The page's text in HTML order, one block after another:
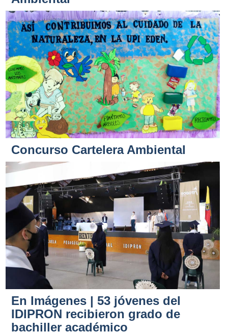
Concurso Cartelera Ambiental
En Imágenes | 53 jóvenes del
IDIPRON recibieron grado de
bachiller académico